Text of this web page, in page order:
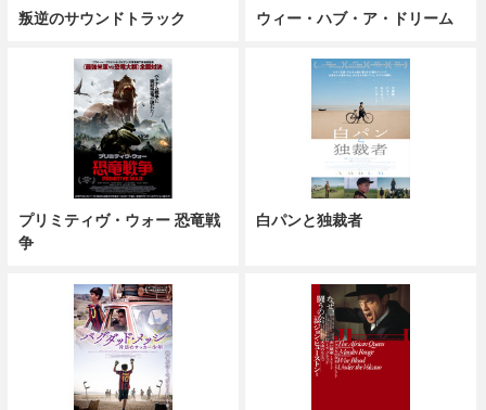
叛逆のサウンドトラック ウィー・ハブ・ア・ドリーム
プリミティヴ・ウォー 恐竜戦
争
白パンと独裁者